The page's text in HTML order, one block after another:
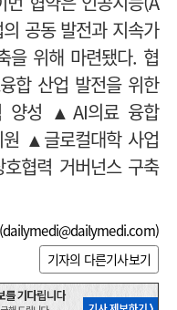
공동 발전과 지속가
을 위해 마련됐다. 협
합 산업 발전을 위한
양성 ▲AI의료 융합
▲글로컬대학 사업
협력 거버넌스 구축
dailymedi@dailymedi.com)
기자의 다른기사보기